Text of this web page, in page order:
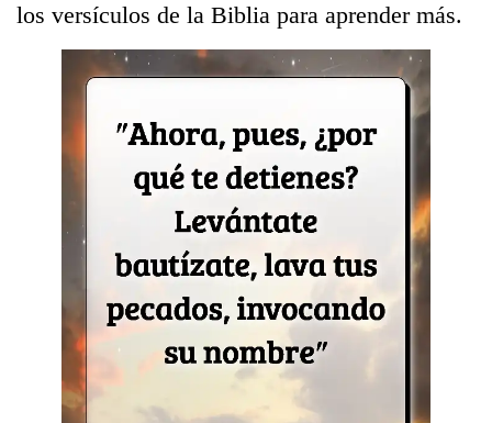
los versículos de la Biblia para aprender más.